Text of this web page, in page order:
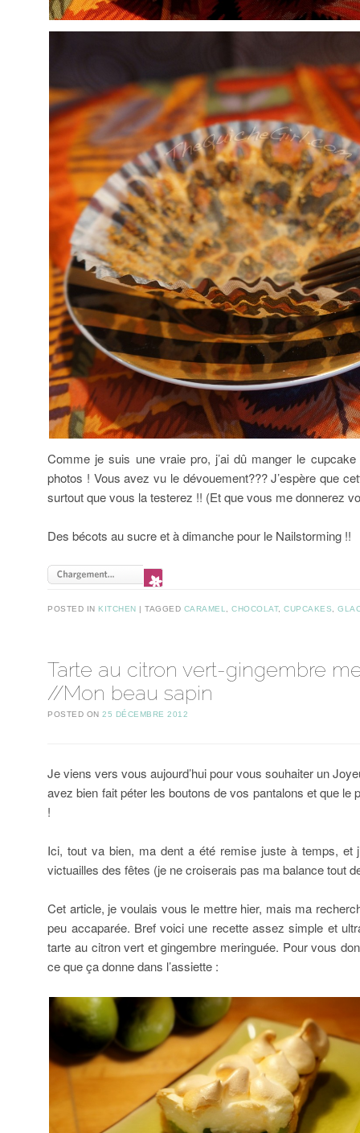
Comme je suis une vraie pro, j’ai dû manger le
photos ! Vous avez vu le dévouement??? J’espère que
surtout que vous la testerez !! (Et que vous me donnerez
Des bécots au sucre et à dimanche pour le Nailstorming !!
POSTED IN KITCHEN TAGGED CARAMEL ,CHOCOLAT,CUPCAKES ,
Tarte au citron vert-gingembre
//Mon beau sapin
POSTED ON25 DÉCEMBRE 2012
Je viens vers vous aujourd’hui pour vous souhaiter un
avez bien fait péter les boutons de vos pantalons et que le
!
Ici, tout va bien, ma dent a été remise juste à temps, et
victuailles des fêtes (je ne croiserais pas ma balance tout
Cet article, je voulais vous le mettre hier, mais ma
peu accaparée. Bref voici une recette assez simple et
tarte au citron vert et gingembre meringuée. Pour vous
ce que ça donne dans l’assiette :